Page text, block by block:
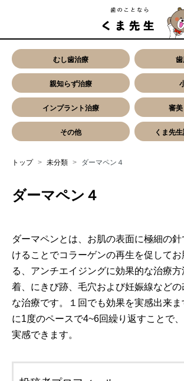
むし歯治療
親知らず治療
インプラント治療 審
その他 くま先
トップ 未分類 ダーマペン４
ダーマペン４
ダーマペンとは、お肌の表面に極細の
けることでコラーゲンの再生を促して
る、アンチエイジングに効果的な治療
着、にきび跡、毛穴および妊娠線など
な治療です。１回でも効果を実感出来ま
に1度のペースで4~6回繰り返すことで
実感できます。